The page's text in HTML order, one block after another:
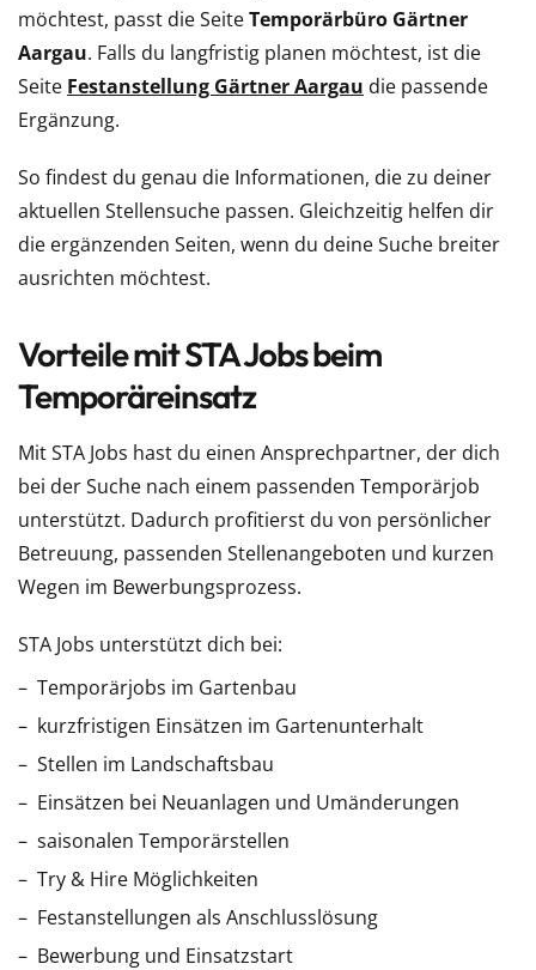
möchtest, passt die SeiteTemporärbüro Gärtner
Aargau. Falls du langfristig planen möchtest, ist die
Seite Festanstellung Gärtner Aargau die passende
Ergänzung.
So findest du genau die Informationen, die zu deiner
aktuellen Stellensuche passen. Gleichzeitig helfen dir
die ergänzenden Seiten, wenn du deine Suche breiter
ausrichten möchtest.
Vorteile mit STA Jobs beim
Temporäreinsatz
Mit STA Jobs hast du einen Ansprechpartner, der dich
bei der Suche nach einem passenden Temporärjob
unterstützt. Dadurch profitierst du von persönlicher
Betreuung, passenden Stellenangeboten und kurzen
Wegen im Bewerbungsprozess.
STA Jobs unterstützt dich bei:
Temporärjobs im Gartenbau
kurzfristigen Einsätzen im Gartenunterhalt
Stellen im Landschaftsbau
Einsätzen bei Neuanlagen und Umänderungen
saisonalen Temporärstellen
Try & Hire Möglichkeiten
Festanstellungen als Anschlusslösung
Bewerbung und Einsatzstart